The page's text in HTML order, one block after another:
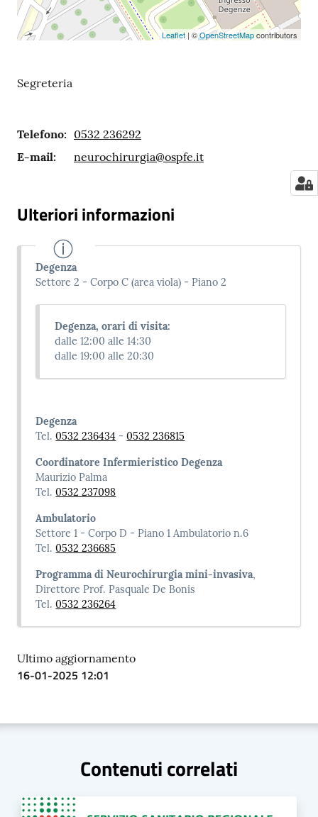
Leaflet| ©OpenStreetMapcontributors
Segreteria
Telefono: 0532 236292
E-mail: neurochirurgia@ospfe.it
Ulteriori informazioni
Degenza
Settore 2 - Corpo C (area viola) - Piano 2
Degenza, orari di visita:
dalle 12:00 alle 14:30
dalle 19:00 alle 20:30
Degenza
Tel.0532 236434 -0532 236815
Coordinatore Infermieristico Degenza
Maurizio Palma
Tel.0532 237098
Ambulatorio
Settore 1 - Corpo D - Piano 1 Ambulatorio n.6
Tel.0532 236685
Programma di Neurochirurgia mini-invasiva,
Direttore Prof. Pasquale De Bonis
Tel.0532 236264
Ultimo aggiornamento
16-01-2025 12:01
Contenuti correlati